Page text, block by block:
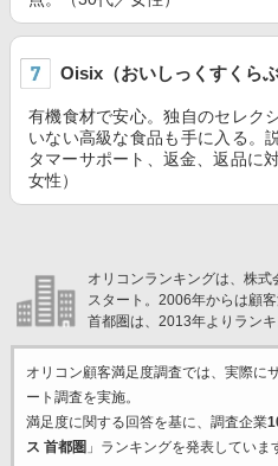
Oisix（おいしっくすくらぶ
有機食材で安心。独自のセレク
いない高級な食品も手に入る。
タマーサポート、返金、返品に
女性）
オリコンランキングは、株
スタート。2006年からは顧
首都圏は、2013年よりランキ
オリコン顧客満足度調査では、実際に
ート調査を実施。
満足度に関する回答を基に、調査企業
ス 首都圏 」ランキングを発表していま